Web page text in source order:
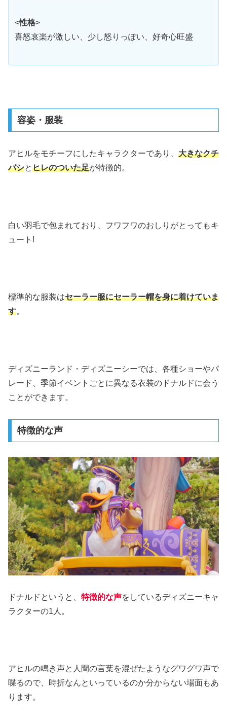
<性格>
喜怒哀楽が激しい、少し怒りっぽい、好奇心旺盛
容姿・服装
アヒルをモチーフにしたキャラクターであり、 大きなクチ
バシとヒレのついた足が特徴的。
白い羽毛で包まれており、フワフワのおしりがとってもキ
ュート!
標準的な服装はセーラー服にセーラー帽を身に着けていま
す。
ディズニーランド・ディズニーシーでは、各種ショーやパ
レード、季節イベントごとに異なる衣装のドナルドに会う
ことができます。
特徴的な声
ドナルドというと、 特徴的な声をしているディズニーキャ
ラクターの1人。
アヒルの鳴き声と人間の言葉を混ぜたようなグワグワ声で
喋るので、時折なんといっているのか分からない場面もあ
ります。